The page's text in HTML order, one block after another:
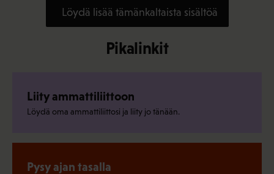
Löydä lisää tämänkaltaista sisältöä
Pikalinkit
Liity ammattiliittoon
Löydä oma ammattiliittosi ja liity jo tänään.
Pysy ajan tasalla